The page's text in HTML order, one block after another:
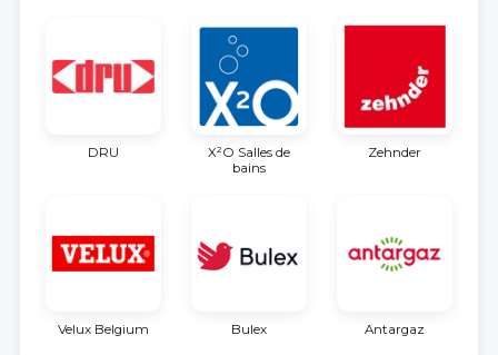
DRU
X²O Salles de
bains
Zehnder
Velux Belgium Bulex Antargaz